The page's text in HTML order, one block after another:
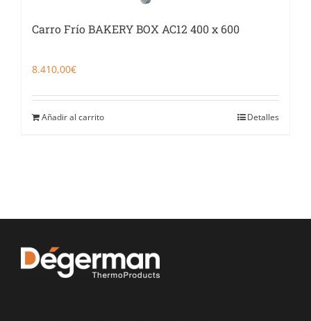
Carro Frío BAKERY BOX AC12 400 x 600
8.410,00€
Añadir al carrito Detalles